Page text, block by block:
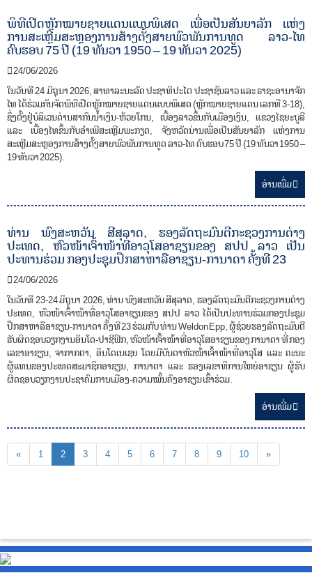
ພິທີເປີດຫຼັກໝາຍຊາຍແດນແບບພິເສດ ເພື່ອເປັນສັນຍາລັກ ແຫ່ງ
ການສະເຫຼີມສະຫຼອງການສ້າງຕັ້ງສາຍພົວພັນການທູດ ລາວ-ໄທ
ຄົບຮອບ 75 ປີ (19 ທັນວາ 1950 – 19 ທັນວາ 2025)
24/06/2026
ໃນວັນທີ 24 ມິຖຸນາ 2026, ສາທາລະນະລັດ ປະຊາທິປະໄຕ ປະຊາຊົນລາວ ແລະ ຣາຊະອານາຈັກ
ໄທ ໄດ້ຮ່ວມກັນຈັດພິທີເປີດຫຼັກໝາຍຊາຍແດນແບບພິເສດ (ຫຼັກໝາຍຊາຍແດນ ເລກທີ 3-18),
ຊຶ່ງຕັ້ງຢູ່ບໍລິເວນດ່ານສາກົນນໍ້າເງິນ-ຫ້ວຍໂກນ, ເບື້ອງລາວຂຶ້ນກັບເມືອງເງິນ, ແຂວງໄຊຍະບູລີ
ແລະ ເບື້ອງໄທຂຶ້ນກັບອໍາເພີສະເຫຼີມພະກຽດ, ຈັງຫວັດນ່ານເພື່ອເປັນສັນຍາລັກ ແຫ່ງການ
ສະເຫຼີມສະຫຼອງການສ້າງຕັ້ງສາຍພົວພັນການທູດ ລາວ-ໄທ ຄົບຮອບ 75 ປີ (19 ທັນວາ 1950 –
19 ທັນວາ 2025).
ອ່ານ​ເພີ່ມ
ທ່ານ ພົງສະຫວັນ ສີສຸລາດ, ຮອງລັດຖະມົນຕີກະຊວງການຕ່າງ
ປະເທດ, ຫົວໜ້າເຈົ້າໜ້າທີ່ອາວຸໂສອາຊຽນຂອງ ສປປ ລາວ ເປັນ
ປະທານຮ່ວມ ກອງປະຊຸມປຶກສາຫາລືອາຊຽນ-ການາດາ ຄັ້ງທີ 23
24/06/2026
ໃນວັນທີ 23-24 ມິຖຸນາ 2026, ທ່ານ ພົງສະຫວັນ ສີສຸລາດ, ຮອງລັດຖະມົນຕີກະຊວງການຕ່າງ
ປະເທດ, ຫົວໜ້າເຈົ້າໜ້າທີ່ອາວຸໂສອາຊຽນຂອງ ສປປ ລາວ ໄດ້ເປັນປະທານຮ່ວມກອງປະຊຸມ
ປຶກສາຫາລືອາຊຽນ-ການາດາ ຄັ້ງທີ 23 ຮ່ວມກັບ ທ່ານ Weldon Epp, ຜູ້ຊ່ວຍຮອງລັດຖະມົນຕີ
ຮັບຜິດຊອບວຽກງານອິນໂດ-ປາຊີຟິກ, ຫົວໜ້າເຈົ້າໜ້າທີ່ອາວຸໂສອາຊຽນຂອງ ການາດາ ທີ່ ກອງ
ເລຂາອາຊຽນ, ຈາກາກຕາ, ອິນໂດເນເຊຍ ໂດຍມີບັນດາຫົວໜ້າເຈົ້າໜ້າທີ່ອາວຸໂສ ແລະ ຄະນະ
ຜູ້ແທນຂອງປະເທດສະມາຊິກອາຊຽນ, ການາດາ ແລະ ຮອງເລຂາທິການໃຫຍ່ອາຊຽນ ຜູ້ຮັບ
ຜິດຊອບວຽກງານປະຊາຄົມການເມືອງ-ຄວາມໝັ້ນຄົງອາຊຽນ ເຂົ້າຮ່ວມ.
ອ່ານ​ເພີ່ມ
« 1 2 3 4 5 6 7 8 9 10 »